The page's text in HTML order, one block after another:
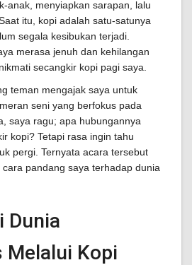
anak, menyiapkan sarapan, lalu
itu, kopi adalah satu-satunya
segala kesibukan terjadi.
merasa jenuh dan kehilangan
secangkir kopi pagi saya.
teman mengajak saya untuk
seni yang berfokus pada
saya ragu; apa hubungannya
kopi? Tetapi rasa ingin tahu
pergi. Ternyata acara tersebut
pandang saya terhadap dunia
Dunia
Melalui Kopi